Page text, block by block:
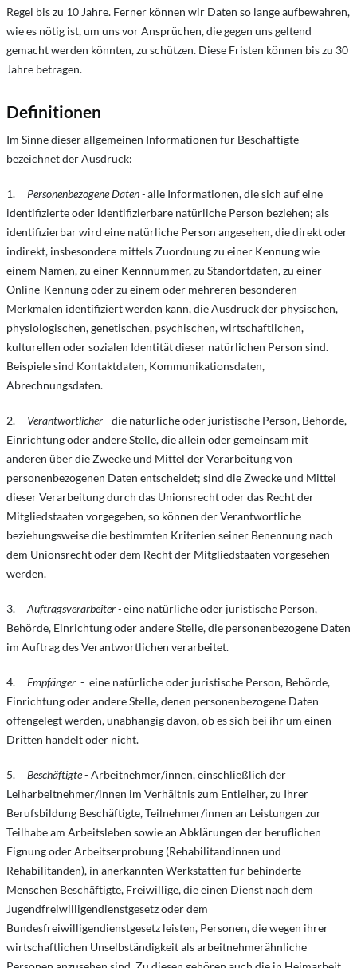
Regel bis zu 10 Jahre. Ferner können wir Daten so lange aufbewahren,
wie es nötig ist, um uns vor Ansprüchen, die gegen uns geltend
gemacht werden könnten, zu schützen. Diese Fristen können bis zu 30
Jahre betragen.
Definitionen
Im Sinne dieser allgemeinen Informationen für Beschäftigte
bezeichnet der Ausdruck:
1. Personenbezogene Daten -alle Informationen, die sich auf eine
identifizierte oder identifizierbare natürliche Person beziehen; als
identifizierbar wird eine natürliche Person angesehen, die direkt oder
indirekt, insbesondere mittels Zuordnung zu einer Kennung wie
einem Namen, zu einer Kennnummer, zu Standortdaten, zu einer
Online-Kennung oder zu einem oder mehreren besonderen
Merkmalen identifiziert werden kann, die Ausdruck der physischen,
physiologischen, genetischen, psychischen, wirtschaftlichen,
kulturellen oder sozialen Identität dieser natürlichen Person sind.
Beispiele sind Kontaktdaten, Kommunikationsdaten,
Abrechnungsdaten.
2. Verantwortlicher- die natürliche oder juristische Person, Behörde,
Einrichtung oder andere Stelle, die allein oder gemeinsam mit
anderen über die Zwecke und Mittel der Verarbeitung von
personenbezogenen Daten entscheidet; sind die Zwecke und Mittel
dieser Verarbeitung durch das Unionsrecht oder das Recht der
Mitgliedstaaten vorgegeben, so können der Verantwortliche
beziehungsweise die bestimmten Kriterien seiner Benennung nach
dem Unionsrecht oder dem Recht der Mitgliedstaaten vorgesehen
werden.
3. Auftragsverarbeiter -eine natürliche oder juristische Person,
Behörde, Einrichtung oder andere Stelle, die personenbezogene Daten
im Auftrag des Verantwortlichen verarbeitet.
4. Empfänger - eine natürliche oder juristische Person, Behörde,
Einrichtung oder andere Stelle, denen personenbezogene Daten
offengelegt werden, unabhängig davon, ob es sich bei ihr um einen
Dritten handelt oder nicht.
5. Beschäftigte- Arbeitnehmer/innen, einschließlich der
Leiharbeitnehmer/innen im Verhältnis zum Entleiher, zu Ihrer
Berufsbildung Beschäftigte, Teilnehmer/innen an Leistungen zur
Teilhabe am Arbeitsleben sowie an Abklärungen der beruflichen
Eignung oder Arbeitserprobung (Rehabilitandinnen und
Rehabilitanden), in anerkannten Werkstätten für behinderte
Menschen Beschäftigte, Freiwillige, die einen Dienst nach dem
Jugendfreiwilligendienstgesetz oder dem
Bundesfreiwilligendienstgesetz leisten, Personen, die wegen ihrer
wirtschaftlichen Unselbständigkeit als arbeitnehmerähnliche